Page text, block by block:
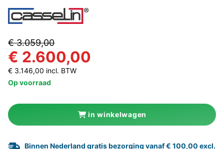
€ 3.059,00
€ 2.600,00
€ 3.146,00 incl. BTW
Op voorraad
in winkelwagen
Binnen Nederland gratis bezorging vanaf € 100,00 excl.